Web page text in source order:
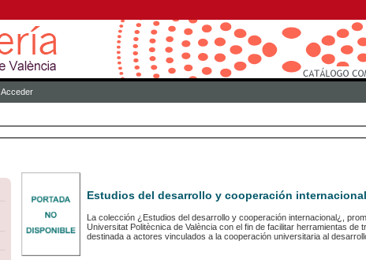
Acceder
Estudios del desarrollo y cooperación internacional
La colección ¿Estudios del desarrollo y cooperación internacional¿,
Universitat Politècnica de València con el fin de facilitar herramientas
destinada a actores vinculados a la cooperación universitaria al